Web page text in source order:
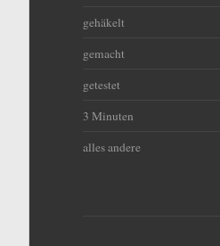
gehäkelt
gemacht
getestet
3 Minuten
alles andere